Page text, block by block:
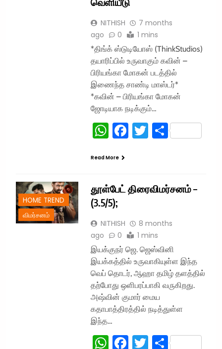
NITHISH
7 months
ago
0 1 mins
*திங்க் ஸ்டுடியோஸ் (ThinkStudios)
தயாரிப்பில் உருவாகும் கவின் –
பிரியங்கா மோகன் படத்தில்
இணைந்த சாண்டி மாஸ்டர்*
*கவின் – பிரியங்கா மோகன்
ஜோடியாக நடிக்கும்…
WhatsApp
Facebook
TwitterShare
Read More
HOME TREND
விமர்சனம்
தூள்பேட் திரைவிமர்சனம் –
(3.5/5);
NITHISH
8 months
ago
0 1 mins
இயக்குநர் ஜெ. ஜெஸ்வினி
இயக்கத்தில் உருவாகியுள்ள இந்த
வெப் தொடர், ஆஹா தமிழ் தளத்தில்
தற்போது ஒளிபரப்பாகி வருகிறது.
அஷ்வின் குமார் மைய
கதாபாத்திரத்தில் நடித்துள்ள
இந்த…
WhatsApp
Facebook
TwitterShare